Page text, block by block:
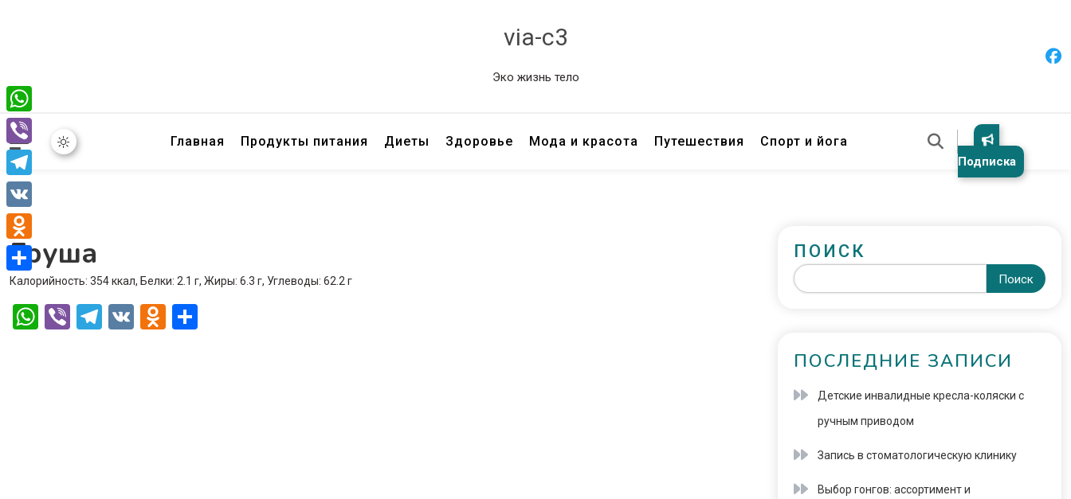
via-c3
Эко жизнь тело
Главная Продукты питания Диеты Здоровье Мода и красота Путешествия Спорт и йога
Подписка
Груша
Калорийность: 354 ккал, Белки: 2.1 г, Жиры: 6.3 г, Углеводы: 62.2 г
WhatsApp
ViberTelegram
VK Odnoklassniki
ПОИСК
Поиск
ПОСЛЕДНИЕ ЗАПИСИ
Детские инвалидные кресла-коляски с
ручным приводом
Запись в стоматологическую клинику
Выбор гонгов: ассортимент и
WhatsApp
Viber
Telegram
VK
Odnoklassniki
Отправить